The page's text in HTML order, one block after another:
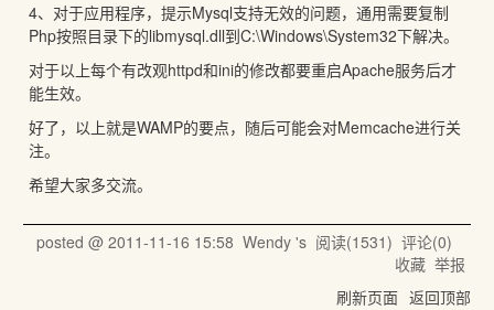
4、对于应用程序，提示Mysql支持无效的问题，通用需要复制
Php按照目录下的libmysql.dll到C:\Windows\System32下解决。
对于以上每个有改观httpd和ini的修改都要重启Apache服务后才
能生效。
好了，以上就是WAMP的要点，随后可能会对Memcache进行关
注。
希望大家多交流。
posted @ 2011-11-16 15:58 Wendy 's阅读(1531) 评论(0)
收藏 举报
刷新页面 返回顶部